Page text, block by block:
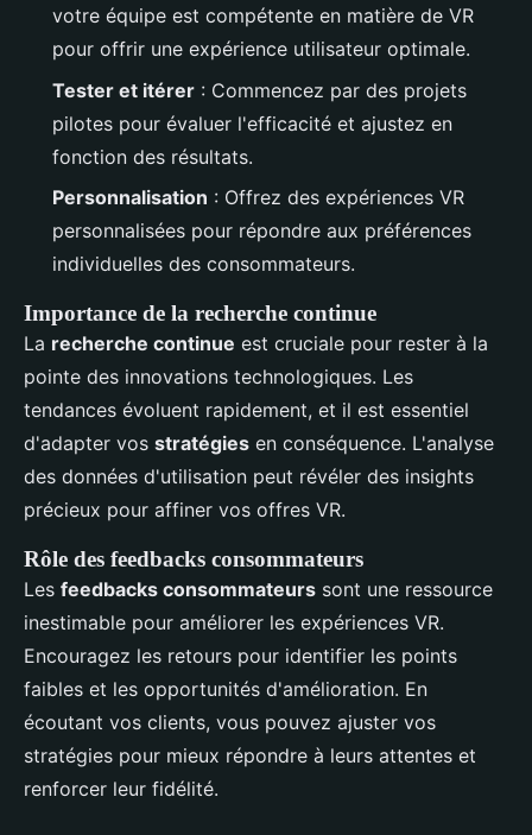
votre équipe est compétente en matière de VR
pour offrir une expérience utilisateur optimale.
Tester et itérer : Commencez par des projets
pilotes pour évaluer l'efficacité et ajustez en
fonction des résultats.
Personnalisation : Offrez des expériences VR
personnalisées pour répondre aux préférences
individuelles des consommateurs.
Importance de la recherche continue
La recherche continue est cruciale pour rester à la
pointe des innovations technologiques. Les
tendances évoluent rapidement, et il est essentiel
d'adapter vos stratégies en conséquence. L'analyse
des données d'utilisation peut révéler des insights
précieux pour affiner vos offres VR.
Rôle des feedbacks consommateurs
Les feedbacks consommateurs sont une ressource
inestimable pour améliorer les expériences VR.
Encouragez les retours pour identifier les points
faibles et les opportunités d'amélioration. En
écoutant vos clients, vous pouvez ajuster vos
stratégies pour mieux répondre à leurs attentes et
renforcer leur fidélité.